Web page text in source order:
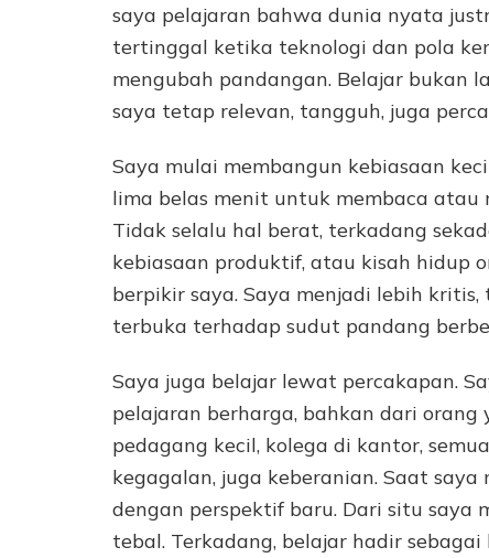
saya pelajaran bahwa dunia nyata
tertinggal ketika teknologi dan pola
mengubah pandangan. Belajar bukan
saya tetap relevan, tangguh, juga
Saya mulai membangun kebiasaan
lima belas menit untuk membaca
Tidak selalu hal berat, terkadang
kebiasaan produktif, atau kisah hidup
berpikir saya. Saya menjadi lebih
terbuka terhadap sudut pandang
Saya juga belajar lewat percakapan.
pelajaran berharga, bahkan dari orang
pedagang kecil, kolega di kantor,
kegagalan, juga keberanian. Saat
dengan perspektif baru. Dari situ saya
tebal. Terkadang, belajar hadir